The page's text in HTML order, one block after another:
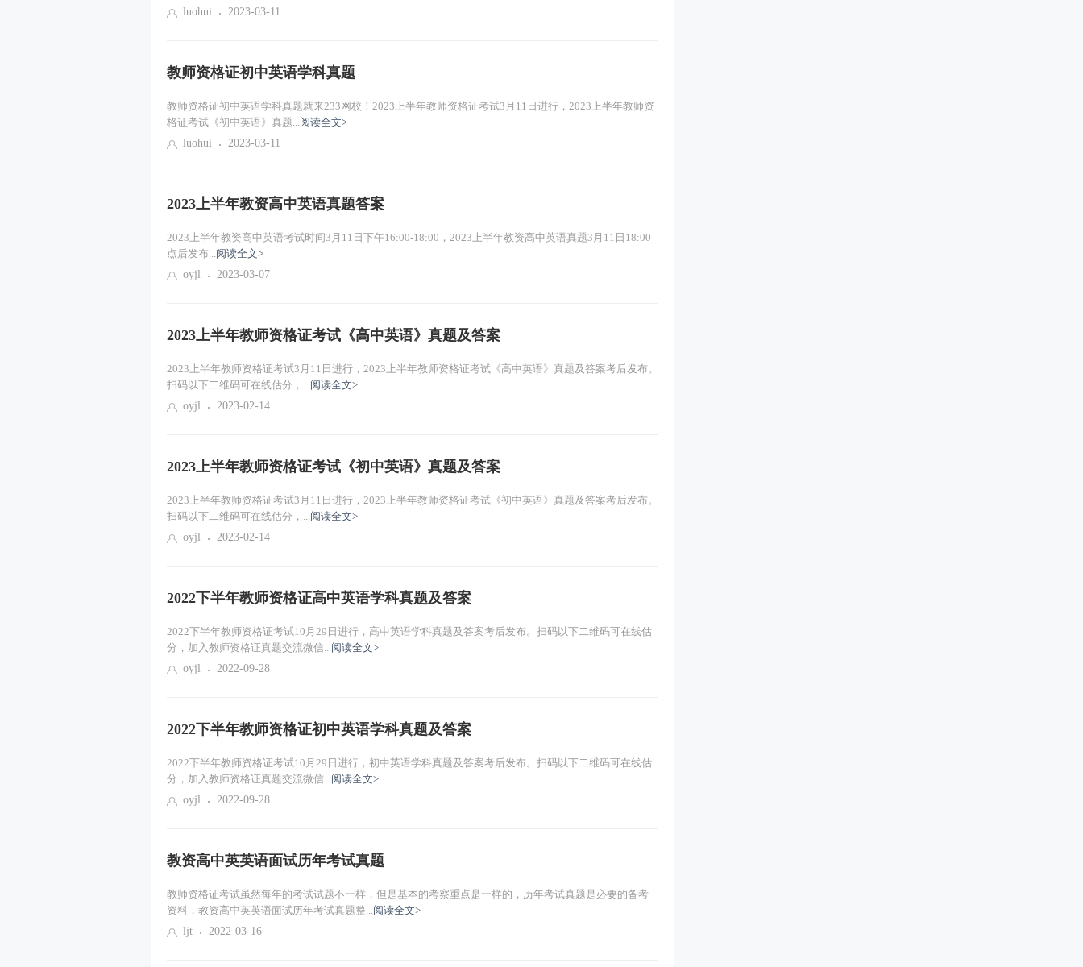
luohui
2023-03-11
教师资格证初中英语学科真题
教师资格证初中英语学科真题就来233网校！2023上半年教师资格证考试3月11日进行，2023上半年教师资
格证考试《初中英语》真题...阅读全文>
luohui
2023-03-11
2023上半年教资高中英语真题答案
2023上半年教资高中英语考试时间3月11日下午16:00-18:00，2023上半年教资高中英语真题3月11日18:00
点后发布...阅读全文>
oyjl
2023-03-07
2023上半年教师资格证考试《高中英语》真题及答案
2023上半年教师资格证考试3月11日进行，2023上半年教师资格证考试《高中英语》真题及答案考后发布。
扫码以下二维码可在线估分，...阅读全文>
oyjl
2023-02-14
2023上半年教师资格证考试《初中英语》真题及答案
2023上半年教师资格证考试3月11日进行，2023上半年教师资格证考试《初中英语》真题及答案考后发布。
扫码以下二维码可在线估分，...阅读全文>
oyjl
2023-02-14
2022下半年教师资格证高中英语学科真题及答案
2022下半年教师资格证考试10月29日进行，高中英语学科真题及答案考后发布。扫码以下二维码可在线估
分，加入教师资格证真题交流微信...阅读全文>
oyjl
2022-09-28
2022下半年教师资格证初中英语学科真题及答案
2022下半年教师资格证考试10月29日进行，初中英语学科真题及答案考后发布。扫码以下二维码可在线估
分，加入教师资格证真题交流微信...阅读全文>
oyjl
2022-09-28
教资高中英英语面试历年考试真题
教师资格证考试虽然每年的考试试题不一样，但是基本的考察重点是一样的，历年考试真题是必要的备考
资料，教资高中英英语面试历年考试真题整...阅读全文>
ljt
2022-03-16